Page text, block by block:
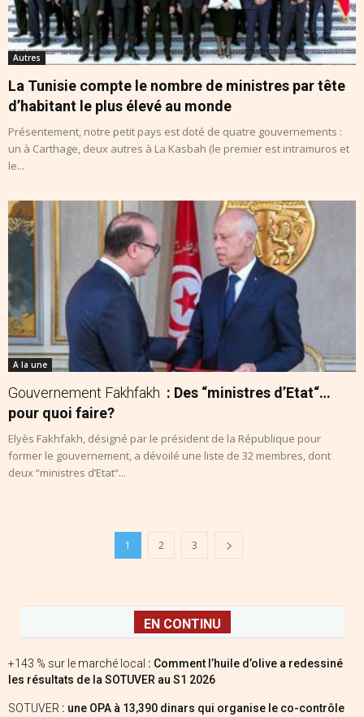
Autres
La Tunisie compte le nombre de ministres par tête
d’habitant le plus élevé au monde
Présentement, notre petit pays est doté de quatre gouvernements :
un à Carthage, deux autres à La Kasbah (le premier est intramuros et
le...
A la une
Gouvernement Fakhfakh : Des “ministres d’Etat“…
pour quoi faire?
Elyès Fakhfakh, désigné par le président de la République pour
former le gouvernement, a dévoilé une liste de 32 membres, dont
deux “ministres d’Etat“...
1 2 3
EN CONTINU
+143 % sur le marché local : Comment l’huile d’olive a redessiné
les résultats de la SOTUVER au S1 2026
SOTUVER : une OPA à 13,390 dinars qui organise le co-contrôle